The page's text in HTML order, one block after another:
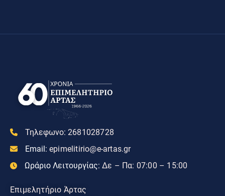
Τηλεφωνο: 2681028728
Email: epimelitirio@e-artas.gr
Ωράριο Λειτουργίας: Δε – Πα: 07:00 – 15:00
Επιμελητήριο Άρτας